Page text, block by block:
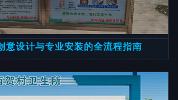
意设计与专业安装的全流程指南